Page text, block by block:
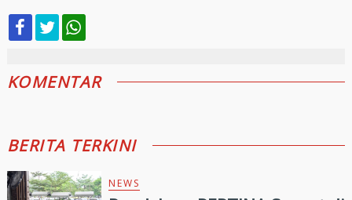
KOMENTAR
BERITA TERKINI
NEWS